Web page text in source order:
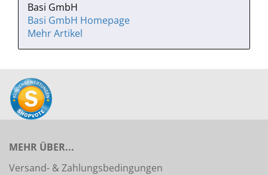
Basi GmbH
Basi GmbH Homepage
Mehr Artikel
MEHR ÜBER...
Versand- & Zahlungsbedingungen